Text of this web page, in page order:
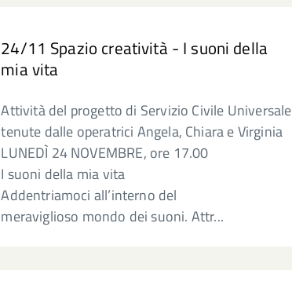
24/11 Spazio creatività - I suoni della
mia vita
Attività del progetto di Servizio Civile Universale
tenute dalle operatrici Angela, Chiara e Virginia
LUNEDÌ 24 NOVEMBRE, ore 17.00
I suoni della mia vita
Addentriamoci all’interno del
meraviglioso mondo dei suoni. Attr...